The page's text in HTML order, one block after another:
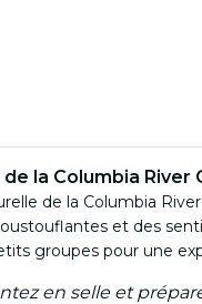
la Columbia River
de la Columbia
et des
groupes pour une
en selle et